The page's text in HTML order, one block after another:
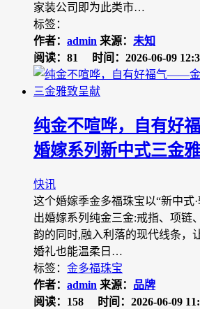
家装公司即为此类市…
标签：
作者： admin 来源： 未知
阅读：81
时间：2026-06-09
纯金不喧哗，自有好
婚嫁系列新中式三金
快讯
这个婚嫁季金多福珠宝以“新中式
出婚嫁系列纯金三金:戒指、项链
韵的同时,融入利落的现代线条，
婚礼也能温柔日…
标签： 金多福珠宝
作者： admin 来源： 品牌
阅读：158
时间：2026-06-09